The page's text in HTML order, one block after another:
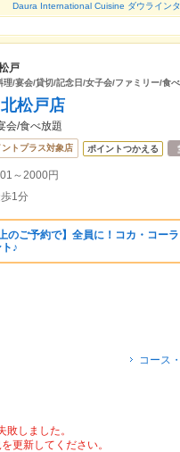
Daura International Cuisine ダウライン
戸
/宴会/貸切/記念日/女子会/ファミリー/食
松戸店
会/食べ放題
ントプラス対象店 ポイントつかえる
～2000円
1分
上のご予約で】全員に！コカ・コー
♪
コース
敗しました。
更新してください。